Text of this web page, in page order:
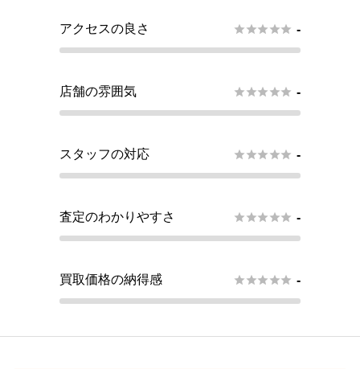
アクセスの良さ  -
店舗の雰囲気  -
スタッフの対応  -
査定のわかりやすさ  -
買取価格の納得感  -